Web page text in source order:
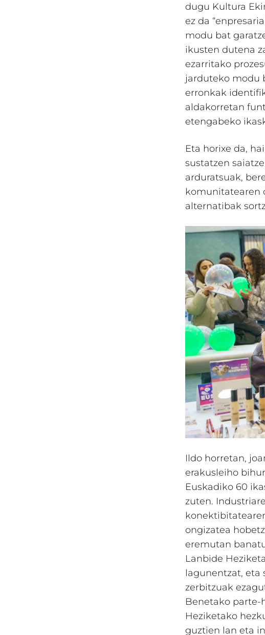
dugu Kultura
ez da
modu bat
ikusten dutena
ezarritako
jarduteko modu
erronkak
aldakorretan
etengabeko
Eta horixe da,
sustatzen
arduratsuak,
komunitatearen
alternatibak
Ildo horretan,
erakusleiho
Euskadiko 60
zuten.
ongizatea
eremutan
Lanbide
lagunentzat, eta
zerbitzuak
Benetako parte-
Heziketako
guztien lan eta